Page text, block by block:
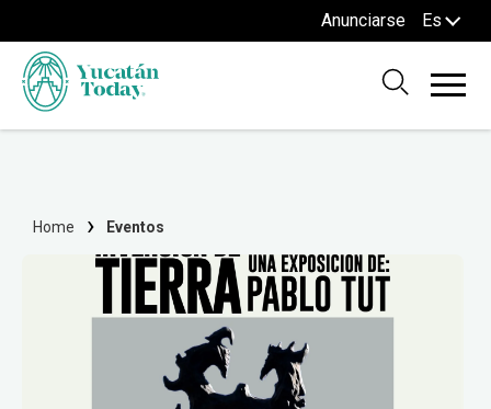
Anunciarse Es
Home Eventos